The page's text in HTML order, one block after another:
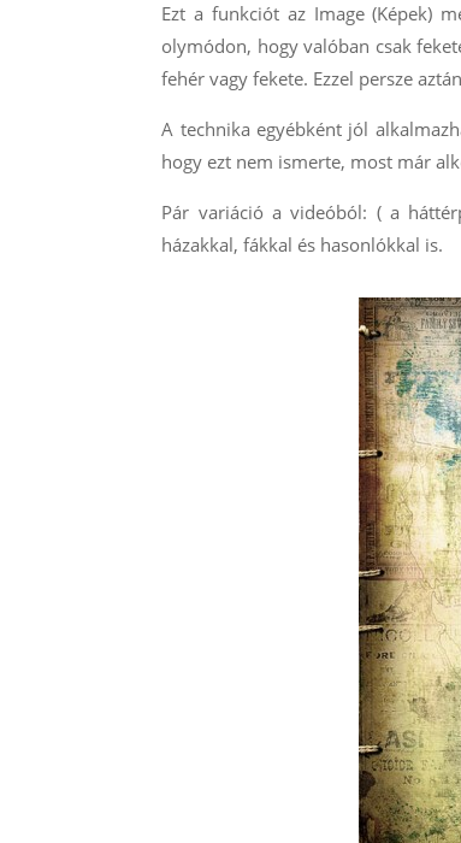
Ezt a funkciót az Image (Képek)
olymódon, hogy valóban csak
fehér vagy fekete. Ezzel persze
A technika egyébként jól
hogy ezt nem ismerte, most már
Pár variáció a videóból: ( a
házakkal, fákkal és hasonlókkal is.